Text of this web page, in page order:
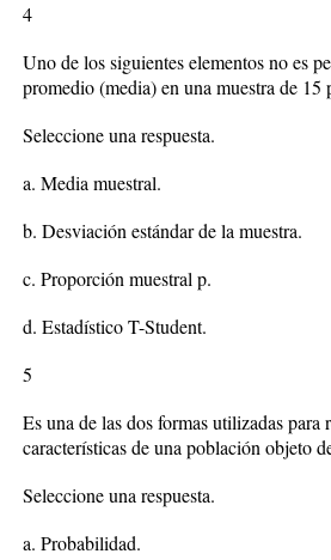
4
Uno de los siguientes elementos no es
promedio (media) en una muestra de
Seleccione una respuesta.
a. Media muestral.
b. Desviación estándar de la muestra.
c. Proporción muestral p.
d. Estadístico T-Student.
5
Es una de las dos formas utilizadas
características de una población objeto
Seleccione una respuesta.
a. Probabilidad.